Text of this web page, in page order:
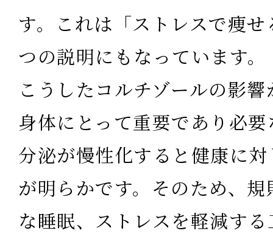
す。これは「ストレスで痩
つの説明にもなっています。
こうしたコルチゾールの影
身体にとって重要であり必
分泌が慢性化すると健康に
が明らかです。そのため、
な睡眠、ストレスを軽減す